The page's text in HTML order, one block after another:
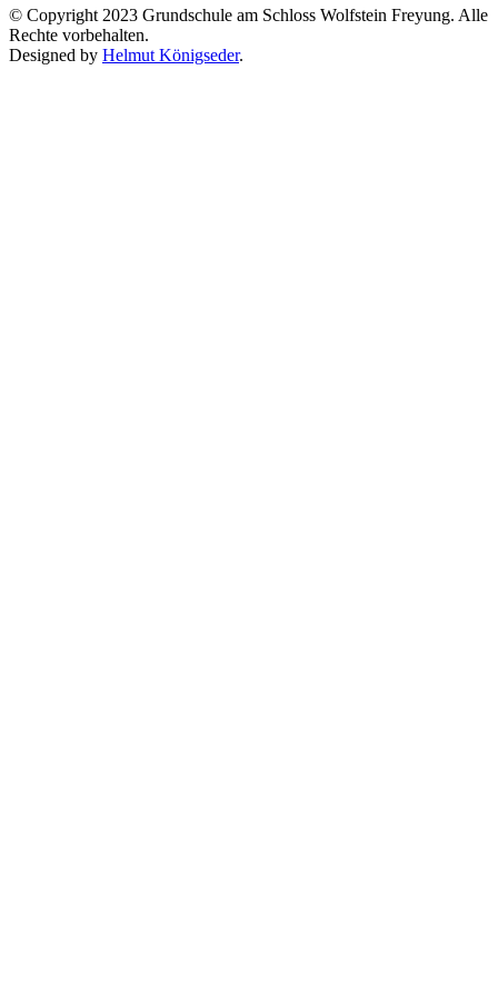
© Copyright 2023 Grundschule am Schloss Wolfstein Freyung. Alle
Rechte vorbehalten.
Designed by Helmut Königseder.